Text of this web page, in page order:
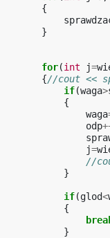
{
}
for(int j=
{//cout <<
if(waga>
{
waga
odp
j=
//
}
if(glod<
{
}